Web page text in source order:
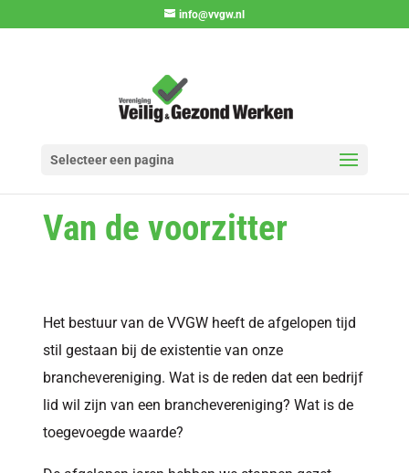
info@vvgw.nl
Selecteer een pagina
Van de voorzitter
Het bestuur van de VVGW heeft de afgelopen tijd
stil gestaan bij de existentie van onze
branchevereniging. Wat is de reden dat een bedrijf
lid wil zijn van een branchevereniging? Wat is de
toegevoegde waarde?